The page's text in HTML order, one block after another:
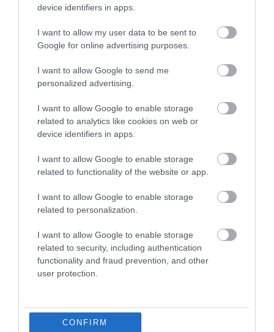
device identifiers in apps.
I want to allow my user data to be sent to
Google for online advertising purposes.
I want to allow Google to send me
personalized advertising.
I want to allow Google to enable storage
related to analytics like cookies on web or
device identifiers in apps.
I want to allow Google to enable storage
related to functionality of the website or app.
I want to allow Google to enable storage
related to personalization.
I want to allow Google to enable storage
related to security, including authentication
functionality and fraud prevention, and other
user protection.
CONFIRM
A neutroncsillagok akkor jönnek létre, amikor
összeomlik, létrehozva a Nap tömegével
megegyező sűrűségű égitesteket, csakhogy ezek
városé.
Az eredmény egy olyan csillagmaradvány, amely
extrém tulajdonságokkal rendelkezik, például az
ismert világegyetem legsűrűbb anyagával (egy
Földre hoznánk), és amelynek mágneses mezeje
több trilliószor erősebb, mint a Föld
Mindez azt jelenti, hogy hatalmas mennyiségű
energia szabadulhat fel belőlük egy aszteroidával
egész univerzumban észlelhetőek legyenek.